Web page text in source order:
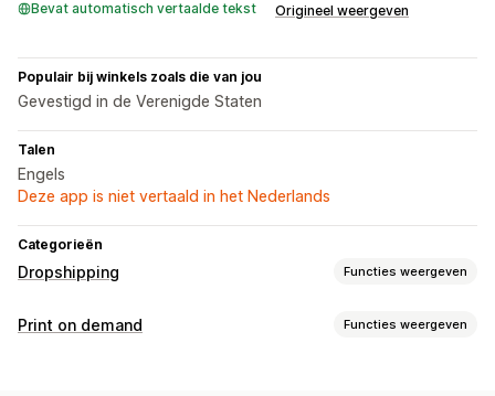
Bevat automatisch vertaalde tekst Origineel weergeven
Populair bij winkels zoals die van jou
Gevestigd in de Verenigde Staten
Talen
Engels
Deze app is niet vertaald in het Nederlands
Categorieën
Dropshipping Functies weergeven
Producten die je kunt verkopen
Print on demand Functies weergeven